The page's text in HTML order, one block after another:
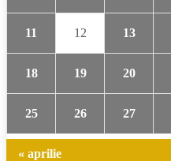
11 12 13
18 19 20
25 26 27
« aprilie